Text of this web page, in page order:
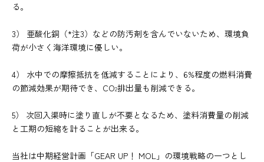
る。
3） 亜酸化銅（*注3）などの防汚剤を含んでいないため、環境負
荷が小さく海洋環境に優しい。
4） 水中での摩擦抵抗を低減することにより、6%程度の燃料消費
の節減効果が期待でき、CO2排出量も削減できる。
5） 次回入渠時に塗り直しが不要となるため、塗料消費量の削減
と工期の短縮を計ることが出来る。
当社は中期経営計画「GEAR UP！ MOL」の環境戦略の一つとし